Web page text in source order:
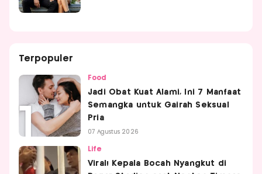
Terpopuler
Food
Jadi Obat Kuat Alami, Ini 7 Manfaat
Semangka untuk Gairah Seksual
Pria
07 Agustus 2026
Life
Viral! Kepala Bocah Nyangkut di